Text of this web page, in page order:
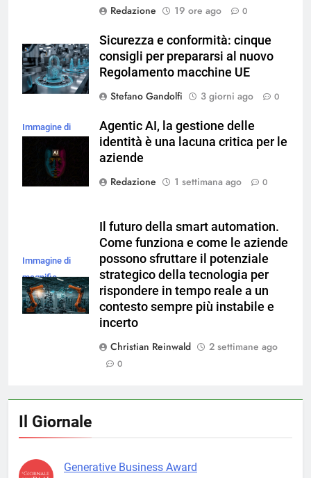
Redazione 19 ore ago 0
Sicurezza e conformità: cinque
consigli per prepararsi al nuovo
Regolamento macchine UE
Stefano Gandolfi
3 giorni ago 0
Immagine di
Agentic AI, la gestione delle
identità è una lacuna critica per le
aziende
Redazione
1 settimana ago 0
Immagine di
magnific
Il futuro della smart automation.
Come funziona e come le aziende
possono sfruttare il potenziale
strategico della tecnologia per
rispondere in tempo reale a un
contesto sempre più instabile e
incerto
Christian Reinwald
2 settimane ago
0
Il Giornale
Generative Business Award